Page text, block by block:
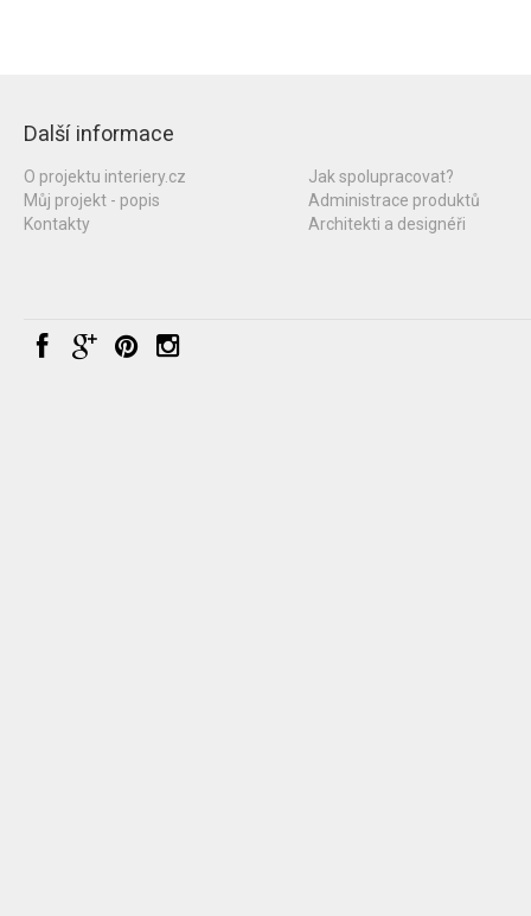
Další informace
O projektu interiery.cz
Můj projekt - popis
Kontakty
Jak spolupracovat?
Administrace produktů
Architekti a designéři